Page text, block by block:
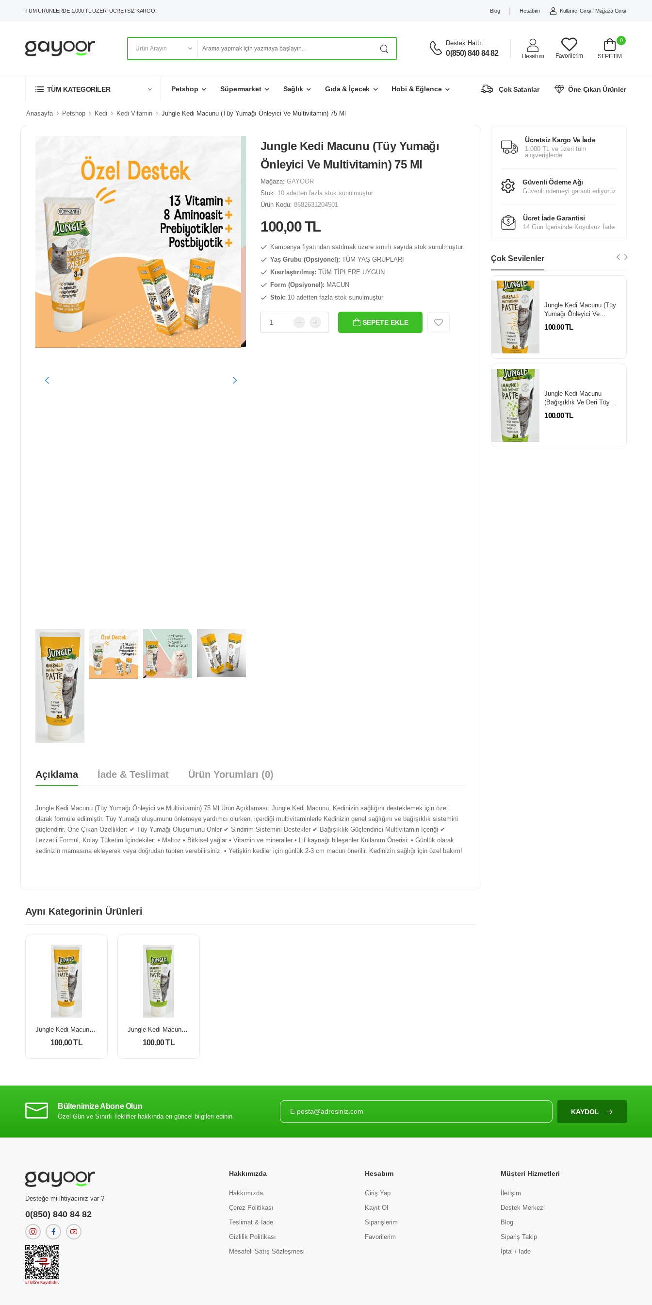
TÜM ÜRÜNLERDE 1.000 TL ÜZERİ ÜCRETSİZ KARGO! Blog Hesabım Kullanıcı Girişi / Mağaza Girişi
Destek Hattı :
0(850) 840 84 82 Hesabım Favorilerim
0
SEPETİM
TÜM KATEGORİLER Petshop Süpermarket Sağlık Gıda & İçecek Hobi & Eğlence Çok Satanlar Öne Çıkan Ürünler
Anasayfa Petshop Kedi Kedi Vitamin Jungle Kedi Macunu (Tüy Yumağı Önleyici Ve Multivitamin) 75 Ml
Jungle Kedi Macunu (Tüy Yumağı
Önleyici Ve Multivitamin) 75 Ml
Mağaza: GAYOOR
Stok: 10 adetten fazla stok sunulmuştur
Ürün Kodu: 8682631204501
100,00 TL
Kampanya fiyatından satılmak üzere sınırlı sayıda stok sunulmuştur.
Yaş Grubu (Opsiyonel): TÜM YAŞ GRUPLARI
Kısırlaştırılmış: TÜM TİPLERE UYGUN
Form (Opsiyonel): MACUN
Stok: 10 adetten fazla stok sunulmuştur
SEPETE EKLE
Açıklama İade & Teslimat Ürün Yorumları (0)
Jungle Kedi Macunu (Tüy Yumağı Önleyici ve Multivitamin) 75 Ml Ürün Açıklaması: Jungle Kedi Macunu, Kedinizin sağlığını desteklemek için özel
olarak formüle edilmiştir. Tüy Yumağı oluşumunu önlemeye yardımcı olurken, içerdiği multivitaminlerle Kedinizin genel sağlığını ve bağışıklık sistemini
güçlendirir. Öne Çıkan Özellikler: ✔ Tüy Yumağı Oluşumunu Önler ✔ Sindirim Sistemini Destekler ✔ Bağışıklık Güçlendirici Multivitamin İçeriği ✔
Lezzetli Formül, Kolay Tüketim İçindekiler: • Maltoz • Bitkisel yağlar • Vitamin ve mineraller • Lif kaynağı bileşenler Kullanım Önerisi: • Günlük olarak
kedinizin mamasına ekleyerek veya doğrudan tüpten verebilirsiniz. • Yetişkin kediler için günlük 2-3 cm macun önerilir. Kedinizin sağlığı için özel bakım!
Aynı Kategorinin Ürünleri
Jungle Kedi Macunu (Tüy Yumağı Önleyici Ve Multivitamin) 75 Ml
100,00 TL
Jungle Kedi Macunu (Bağışıklık Ve Deri Tüy Sağlığı) 75 Ml
100,00 TL
Ücretsiz Kargo Ve İade
1.000 TL ve üzeri tüm
alışverişlerde
Güvenli Ödeme Ağı
Güvenli ödemeyi garanti ediyoruz
Ücret İade Garantisi
14 Gün İçerisinde Koşulsuz İade
Çok Sevilenler
Jungle Kedi Macunu (Tüy
Yumağı Önleyici Ve
Multivitamin) 75 Ml
100.00 TL
Jungle Kedi Macunu
(Bağışıklık Ve Deri Tüy
Sağlığı) 75 Ml
100.00 TL
Bültenimize Abone Olun
Özel Gün ve Sınırlı Teklifler hakkında en güncel bilgileri edinin.
KAYDOL
Desteğe mi ihtiyacınız var ?
0(850) 840 84 82
Hakkımızda
Hakkımızda
Çerez Politikası
Teslimat & İade
Gizlilik Politikası
Mesafeli Satış Sözleşmesi
Hesabım
Giriş Yap
Kayıt Ol
Siparişlerim
Favorilerim
Müşteri Hizmetleri
İletişim
Destek Merkezi
Blog
Sipariş Takip
İptal / İade